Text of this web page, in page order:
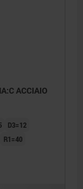
ACCIAIO
D3=12
R1=40